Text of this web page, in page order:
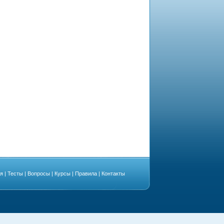
| Тесты | Вопросы | Курсы | Правила | Контакты